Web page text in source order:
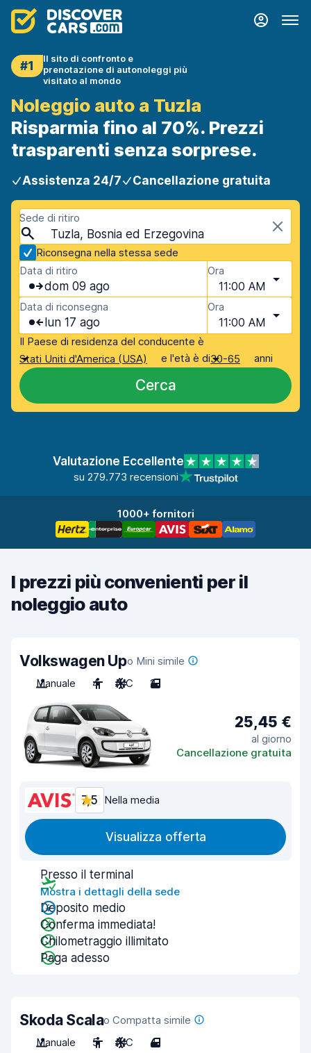
#1
Il sito di confronto e
prenotazione di autonoleggi più
visitato al mondo
Noleggio auto a Tuzla
Risparmia fino al 70%. Prezzi
trasparenti senza sorprese.
Assistenza 24/7 Cancellazione gratuita
Sede di ritiro
Tuzla, Bosnia ed Erzegovina
Riconsegna nella stessa sede
Data di ritiro
dom 09 ago
Ora
11:00 AM
Data di riconsegna
lun 17 ago
Ora
11:00 AM
Il Paese di residenza del conducente è
Stati Uniti d'America (USA)
e l'età è di30-65 anni
Cerca
Valutazione Eccellente
su 279.773 recensioni
1000+ fornitori
I prezzi più convenienti per il
noleggio auto
Volkswagen Upo Mini simile
Manuale
4 A/C 2
25,45 €
al giorno
Cancellazione gratuita
7,5 Nella media
Visualizza offerta
Presso il terminal
Mostra i dettagli della sede
Deposito medio
Conferma immediata!
Chilometraggio illimitato
Paga adesso
Skoda Scalao Compatta simile
Manuale
5 A/C 4